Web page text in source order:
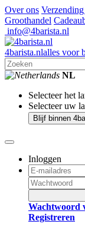
Over ons
Groothandel
info@4barista.nl
4barista.nlalles voor
NL
Selecteer het
Selecteer uw
Blijf binnen
Inloggen
Wachtwoord
Registreren